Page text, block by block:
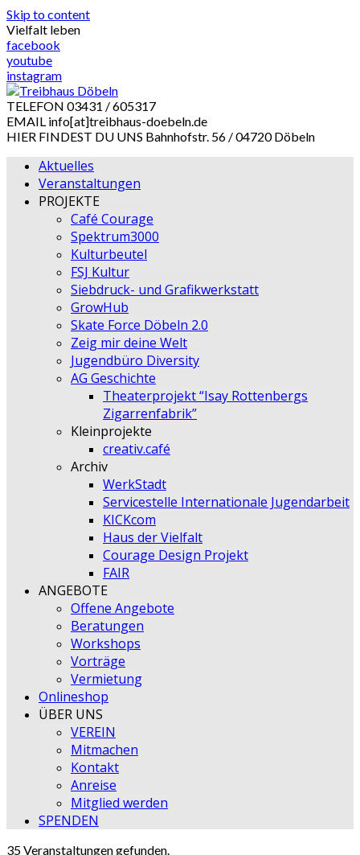
Skip to content
Vielfalt leben
facebook
youtube
instagram
TELEFON 03431 / 605317
EMAIL info[at]treibhaus-doebeln.de
HIER FINDEST DU UNS Bahnhofstr. 56 / 04720 Döbeln
Aktuelles
Veranstaltungen
PROJEKTE
Café Courage
Spektrum3000
Kulturbeutel
FSJ Kultur
Siebdruck- und Grafikwerkstatt
GrowHub
Skate Force Döbeln 2.0
Zeig mir deine Welt
Jugendbüro Diversity
AG Geschichte
Theaterprojekt “Isay Rottenbergs
Zigarrenfabrik”
Kleinprojekte
creativ.café
Archiv
WerkStadt
Servicestelle Internationale Jugendarbeit
KICKcom
Haus der Vielfalt
Courage Design Projekt
FAIR
ANGEBOTE
Offene Angebote
Beratungen
Workshops
Vorträge
Vermietung
Onlineshop
ÜBER UNS
VEREIN
Mitmachen
Kontakt
Anreise
Mitglied werden
SPENDEN
35 Veranstaltungen gefunden.